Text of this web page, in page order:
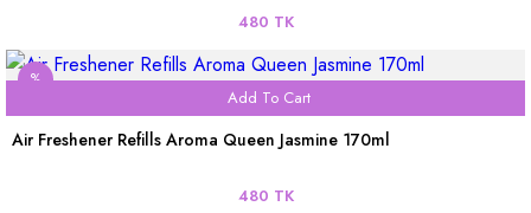
480 TK
%
Add To Cart
Air Freshener Refills Aroma Queen Jasmine 170ml
480 TK